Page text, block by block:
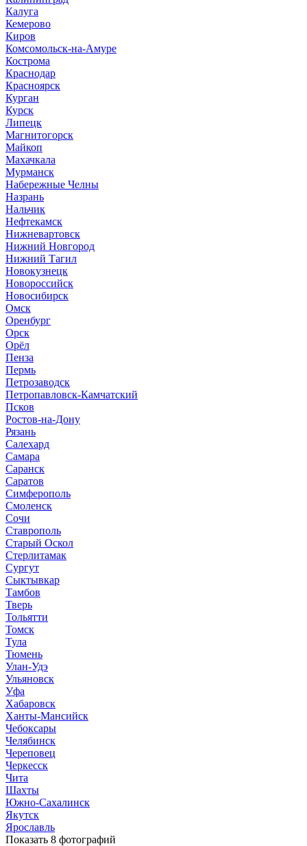
Калуга
Кемерово
Киров
Комсомольск-на-Амуре
Кострома
Краснодар
Красноярск
Курган
Курск
Липецк
Магнитогорск
Майкоп
Махачкала
Мурманск
Набережные Челны
Назрань
Нальчик
Нефтекамск
Нижневартовск
Нижний Новгород
Нижний Тагил
Новокузнецк
Новороссийск
Новосибирск
Омск
Оренбург
Орск
Орёл
Пенза
Пермь
Петрозаводск
Петропавловск-Камчатский
Псков
Ростов-на-Дону
Рязань
Салехард
Самара
Саранск
Саратов
Симферополь
Смоленск
Сочи
Ставрополь
Старый Оскол
Стерлитамак
Сургут
Сыктывкар
Тамбов
Тверь
Тольятти
Томск
Тула
Тюмень
Улан-Удэ
Ульяновск
Уфа
Хабаровск
Ханты-Мансийск
Чебоксары
Челябинск
Череповец
Черкесск
Чита
Шахты
Южно-Сахалинск
Якутск
Ярославль
Показать 8 фотографий